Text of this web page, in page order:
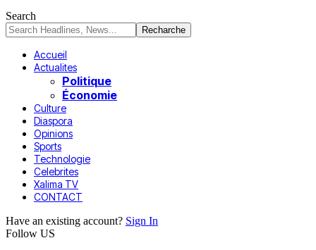
Search
Accueil
Actualites
Politique
Économie
Culture
Diaspora
Opinions
Sports
Technologie
Celebrites
Xalima TV
CONTACT
Have an existing account? Sign In
Follow US